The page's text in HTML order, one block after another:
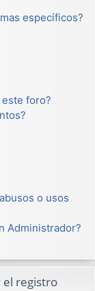
específicos?
foro?
o usos
Administrador?
el registro